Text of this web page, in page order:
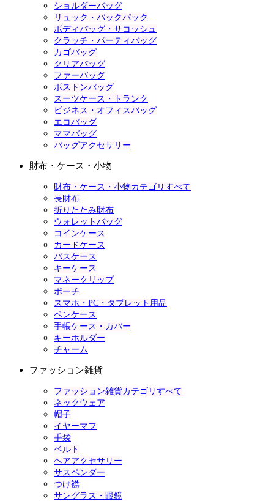
ショルダーバッグ
リュック・バックパック
ボディバッグ・サコッシュ
クラッチ・パーティバッグ
カゴバッグ
クリアバッグ
ファーバッグ
ボストンバッグ
スーツケース・トランク
ビジネス・オフィスバッグ
エコバッグ
ママバッグ
バッグアクセサリー
財布・ケース・小物
財布・ケース・小物カテゴリすべて
長財布
折りたたみ財布
ウォレットバッグ
コインケース
カードケース
パスケース
キーケース
マネークリップ
ポーチ
スマホ・PC・タブレット用品
ペンケース
手帳ケース・カバー
キーホルダー
チャーム
ファッション雑貨
ファッション雑貨カテゴリすべて
ネックウェア
帽子
イヤーマフ
手袋
ベルト
ヘアアクセサリー
サスペンダー
つけ襟
サングラス・眼鏡